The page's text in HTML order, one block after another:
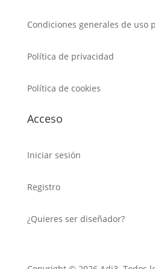
Condiciones generales de uso
Política de privacidad
Política de cookies
Acceso
Iniciar sesión
Registro
¿Quieres ser diseñador?